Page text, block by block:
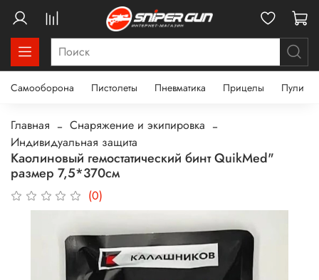
Самооборона Пистолеты Пневматика Прицелы Пули
Главная
Снаряжение и экипировка
Индивидуальная защита
Каолиновый гемостатический бинт QuikMed"
размер 7,5*370см
(0)